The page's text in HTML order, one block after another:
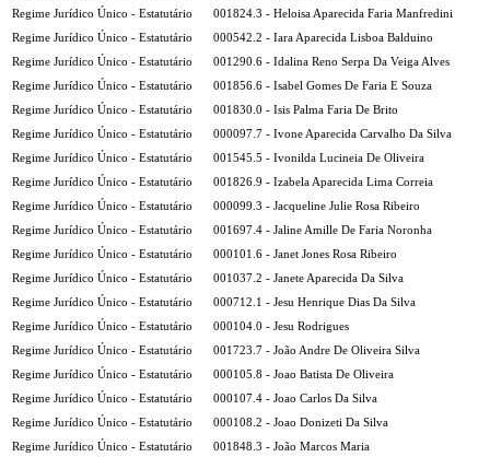
Regime Jurídico Único - Estatutário
001824.3 - Heloisa Aparecida Faria Manfredini
Regime Jurídico Único - Estatutário
000542.2 - Iara Aparecida Lisboa Balduino
Regime Jurídico Único - Estatutário
001290.6 - Idalina Reno Serpa Da Veiga Alves
Regime Jurídico Único - Estatutário
001856.6 - Isabel Gomes De Faria E Souza
Regime Jurídico Único - Estatutário
001830.0 - Isis Palma Faria De Brito
Regime Jurídico Único - Estatutário
000097.7 - Ivone Aparecida Carvalho Da Silva
Regime Jurídico Único - Estatutário
001545.5 - Ivonilda Lucineia De Oliveira
Regime Jurídico Único - Estatutário
001826.9 - Izabela Aparecida Lima Correia
Regime Jurídico Único - Estatutário
000099.3 - Jacqueline Julie Rosa Ribeiro
Regime Jurídico Único - Estatutário
001697.4 - Jaline Amille De Faria Noronha
Regime Jurídico Único - Estatutário
000101.6 - Janet Jones Rosa Ribeiro
Regime Jurídico Único - Estatutário
001037.2 - Janete Aparecida Da Silva
Regime Jurídico Único - Estatutário
000712.1 - Jesu Henrique Dias Da Silva
Regime Jurídico Único - Estatutário
000104.0 - Jesu Rodrigues
Regime Jurídico Único - Estatutário
001723.7 - João Andre De Oliveira Silva
Regime Jurídico Único - Estatutário
000105.8 - Joao Batista De Oliveira
Regime Jurídico Único - Estatutário
000107.4 - Joao Carlos Da Silva
Regime Jurídico Único - Estatutário
000108.2 - Joao Donizeti Da Silva
Regime Jurídico Único - Estatutário
001848.3 - João Marcos Maria